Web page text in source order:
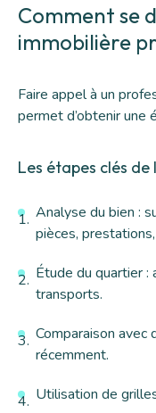
Comment se
immobilière
Faire appel à un
permet d’obtenir une
Les étapes clés de
Analyse du bien :
pièces,
Étude du quartier
transports.
Comparaison avec
récemment.
Utilisation de